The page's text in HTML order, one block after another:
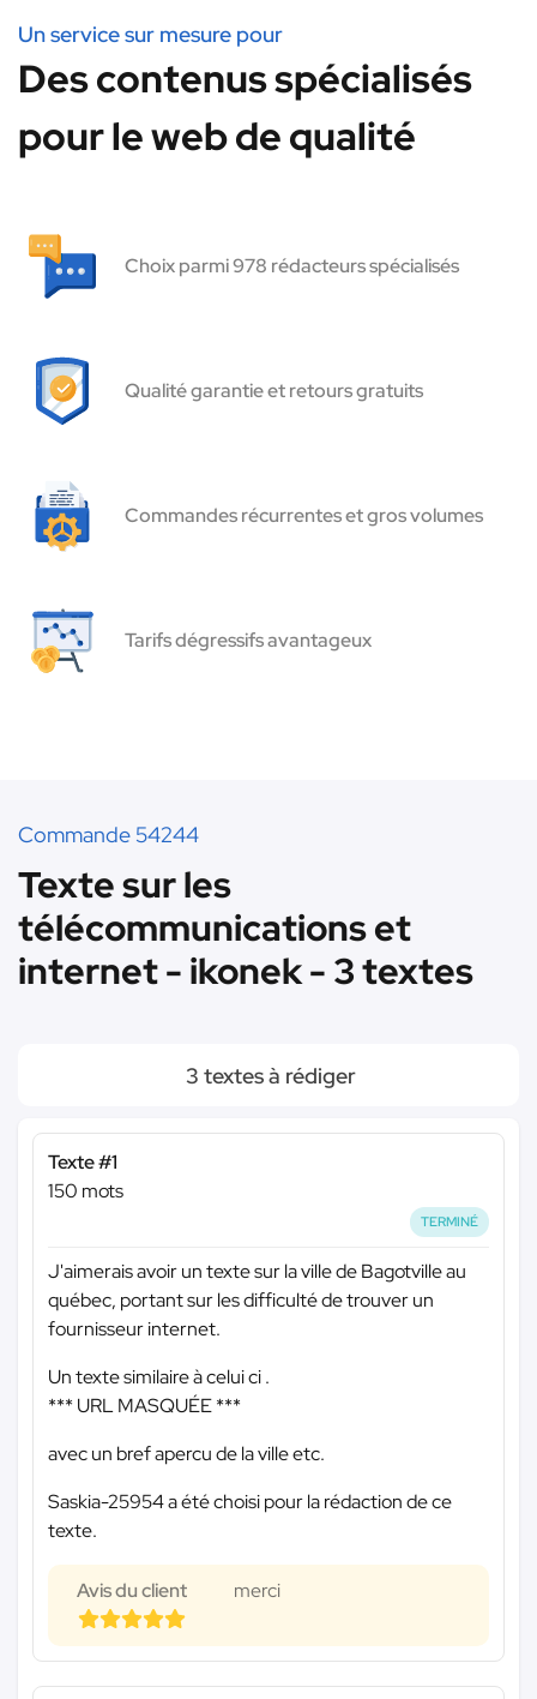
Un service sur mesure pour
Des contenus spécialisés
pour le web de qualité
Choix parmi 978 rédacteurs spécialisés
Qualité garantie et retours gratuits
Commandes récurrentes et gros volumes
Tarifs dégressifs avantageux
Commande 54244
Texte sur les
télécommunications et
internet - ikonek - 3 textes
3 textes à rédiger
Texte #1
150 mots
TERMINÉ
J'aimerais avoir un texte sur la ville de Bagotville au
québec, portant sur les difficulté de trouver un
fournisseur internet.
Un texte similaire à celui ci .
*** URL MASQUÉE ***
avec un bref apercu de la ville etc.
Saskia-25954 a été choisi pour la rédaction de ce
texte.
Avis du client merci